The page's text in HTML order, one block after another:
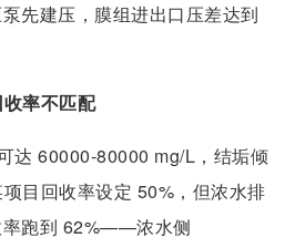
先建压，膜组进出口压差达到
率不匹配
达 60000-80000 mg/L，结垢倾
目回收率设定 50%，但浓水排
率跑到 62%——浓水侧